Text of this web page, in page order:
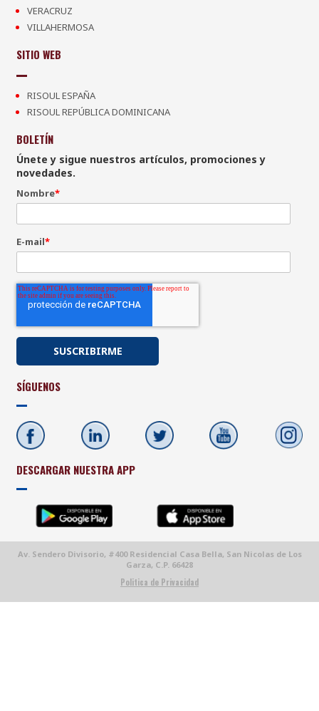
VERACRUZ
VILLAHERMOSA
SITIO WEB
RISOUL ESPAÑA
RISOUL REPÚBLICA DOMINICANA
BOLETÍN
Únete y sigue nuestros artículos, promociones y
novedades.
Nombre*
E-mail*
SÍGUENOS
DESCARGAR NUESTRA APP
Av. Sendero Divisorio, #400 Residencial Casa Bella, San Nicolas de Los
Garza, C.P. 66428
Politica de Privacidad